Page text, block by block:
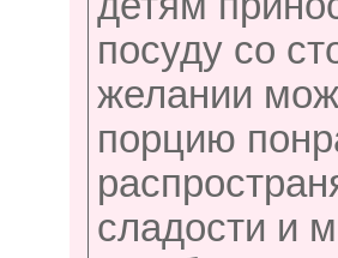
посуду со
желании
порцию
сладости и